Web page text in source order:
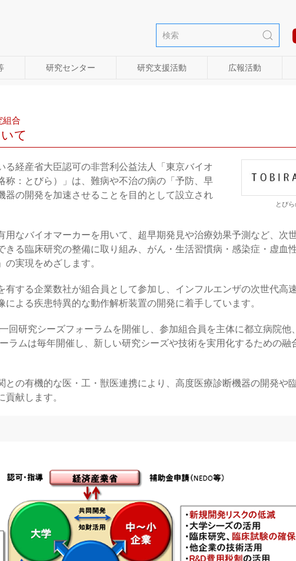
研究センター 研究支援活動 広報活動
組合
て
とび
る経産省大臣認可の非営利公益法人「東京バイオ
：とびら）」は、難病や不治の病の「予防、早
の開発を加速させることを目的として設立され
用なバイオマーカーを用いて、超早期発見や治療効果予測など、次
る臨床研究の整備に取り組み、がん・生活習慣病・感染症・虚血
実現をめざします。
有する企業数社が組合員として参加し、インフルエンザの次世代高
よる疾患特異的な動作解析装置の開発に着手しています。
回研究シーズフォーラムを開催し、参加組合員を主体に都立病院他
ラムは毎年開催し、新しい研究シーズや技術を実用化するための融
との有機的な医・工・獣医連携により、高度医療診断機器の開発や
献します。